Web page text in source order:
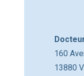
160
13880